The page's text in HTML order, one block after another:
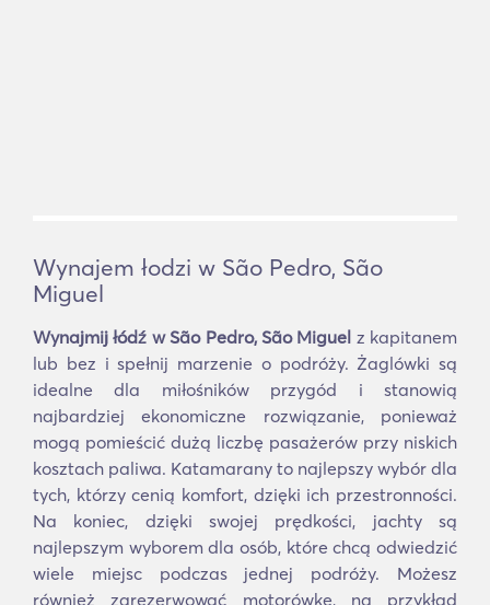
Wynajem łodzi w São Pedro, São
Miguel
Wynajmij łódź w São Pedro, São Miguel z kapitanem
lub bez i spełnij marzenie o podróży. Żaglówki są
idealne dla miłośników przygód i stanowią
najbardziej ekonomiczne rozwiązanie, ponieważ
mogą pomieścić dużą liczbę pasażerów przy niskich
kosztach paliwa. Katamarany to najlepszy wybór dla
tych, którzy cenią komfort, dzięki ich przestronności.
Na koniec, dzięki swojej prędkości, jachty są
najlepszym wyborem dla osób, które chcą odwiedzić
wiele miejsc podczas jednej podróży. Możesz
również zarezerwować motorówkę, na przykład